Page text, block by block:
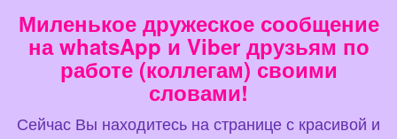
Миленькое дружеское сообщение
на whatsApp и Viber друзьям по
работе (коллегам) своими
словами!
Сейчас Вы находитесь на странице с красивой и